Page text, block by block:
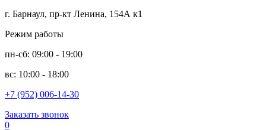
г. Барнаул, пр-кт Ленина, 154А к1
Режим работы
пн-сб: 09:00 - 19:00
вс: 10:00 - 18:00
+7 (952) 006-14-30
Заказать звонок
0